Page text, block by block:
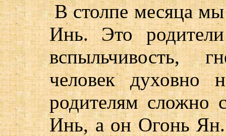
В столпе месяца
Инь. Это
вспыльчивость,
человек духовно
родителям сложно
Инь, а он Огонь Ян.